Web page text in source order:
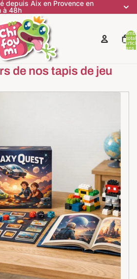
depuis Aix en Provence en
à 48h
total
dans
de nos tapis de jeu